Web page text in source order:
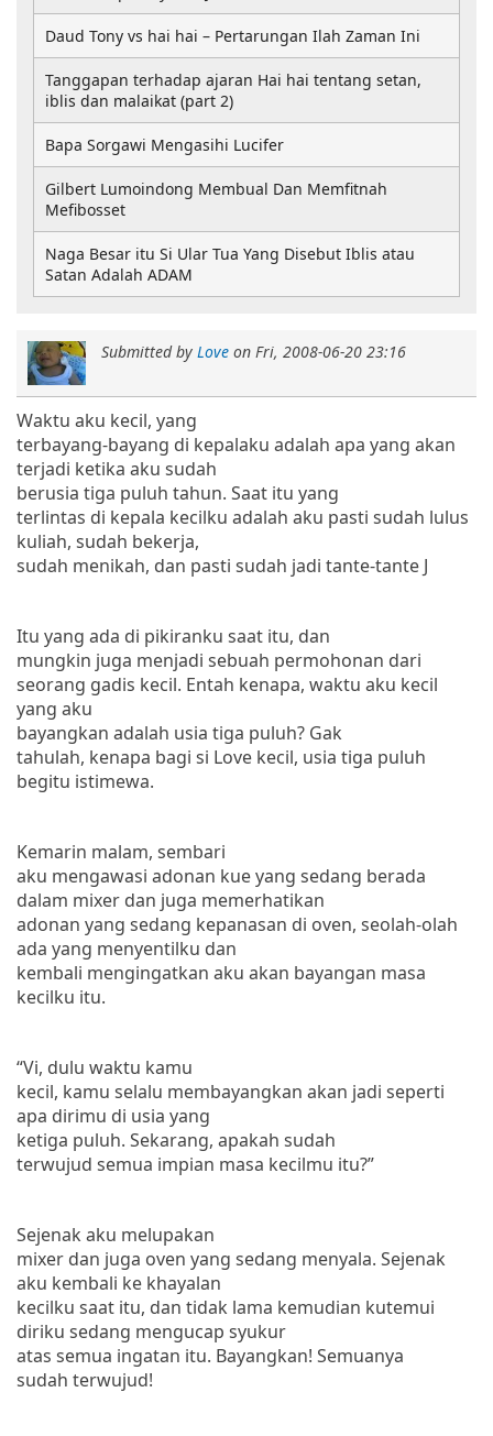
Submitted byLove on Fri, 2008-06-20 23:16
Waktu aku kecil, yang
terbayang-bayang di kepalaku adalah apa yang akan
terjadi ketika aku sudah
berusia tiga puluh tahun. Saat itu yang
terlintas di kepala kecilku adalah aku pasti sudah lulus
kuliah, sudah bekerja,
sudah menikah, dan pasti sudah jadi tante-tante J
Itu yang ada di pikiranku saat itu, dan
mungkin juga menjadi sebuah permohonan dari
seorang gadis kecil. Entah kenapa, waktu aku kecil
yang aku
bayangkan adalah usia tiga puluh? Gak
tahulah, kenapa bagi si Love kecil, usia tiga puluh
begitu istimewa.
Kemarin malam, sembari
aku mengawasi adonan kue yang sedang berada
dalam mixer dan juga memerhatikan
adonan yang sedang kepanasan di oven, seolah-olah
ada yang menyentilku dan
kembali mengingatkan aku akan bayangan masa
kecilku itu.
“Vi, dulu waktu kamu
kecil, kamu selalu membayangkan akan jadi seperti
apa dirimu di usia yang
ketiga puluh. Sekarang, apakah sudah
terwujud semua impian masa kecilmu itu?”
Sejenak aku melupakan
mixer dan juga oven yang sedang menyala. Sejenak
aku kembali ke khayalan
kecilku saat itu, dan tidak lama kemudian kutemui
diriku sedang mengucap syukur
atas semua ingatan itu. Bayangkan! Semuanya
sudah terwujud!
Daud Tony vs hai hai – Pertarungan Ilah Zaman Ini
Tanggapan terhadap ajaran Hai hai tentang setan,
iblis dan malaikat (part 2)
Bapa Sorgawi Mengasihi Lucifer
Gilbert Lumoindong Membual Dan Memfitnah
Mefibosset
Naga Besar itu Si Ular Tua Yang Disebut Iblis atau
Satan Adalah ADAM